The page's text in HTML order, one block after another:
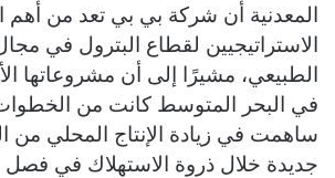
المعدنية أن شركة بي بي تعد من أهم
الاستراتيجيين لقطاع البترول في مجال
الطبيعي، مشيرًا إلى أن مشروعاتها
في البحر المتوسط كانت من
ساهمت في زيادة الإنتاج المحلي من
جديدة خلال ذروة الاستهلاك في